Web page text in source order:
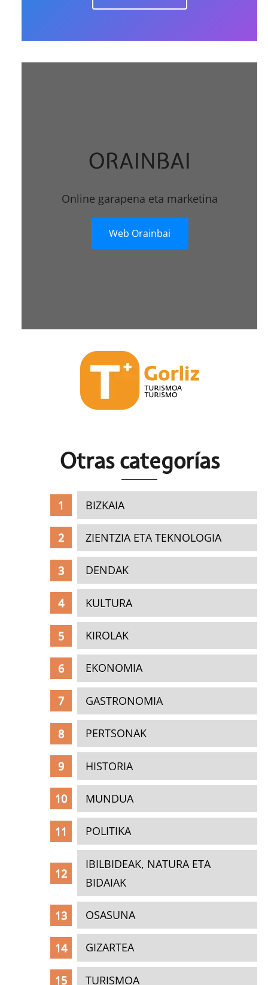
ORAINBAI
Online garapena eta marketina
Web Orainbai
Otras categorías
BIZKAIA
ZIENTZIA ETA TEKNOLOGIA
DENDAK
KULTURA
KIROLAK
EKONOMIA
GASTRONOMIA
PERTSONAK
HISTORIA
MUNDUA
POLITIKA
IBILBIDEAK, NATURA ETA
BIDAIAK
OSASUNA
GIZARTEA
TURISMOA